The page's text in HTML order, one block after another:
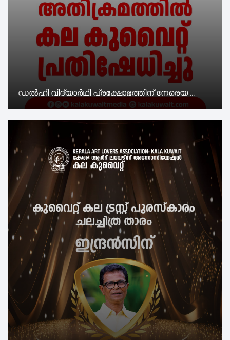
ഡൽഹി വിദ്യാർഥി പ്രക്ഷോഭത്തിന് നേരെയ ...